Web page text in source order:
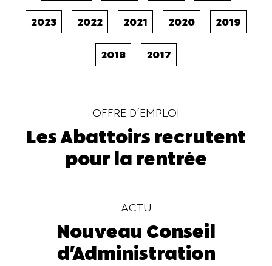
2023 2022 2021 2020 2019
2018 2017
OFFRE D'EMPLOI
Les Abattoirs recrutent
pour la rentrée
ACTU
Nouveau Conseil
d'Administration